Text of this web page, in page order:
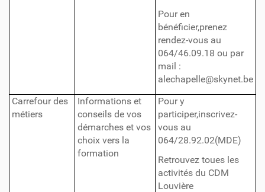
Pour en
bénéficier,prenez
rendez-vous au
064/46.09.18 ou par
mail :
alechapelle@skynet.be
Carrefour des
métiers
Informations et
conseils de vos
démarches et vos
choix vers la
formation
Pour y
participer,inscrivez-
vous au
064/28.92.02(MDE)
Retrouvez toues les
activités du CDM
Louvière